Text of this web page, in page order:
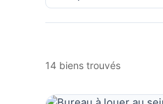
14 biens trouvés